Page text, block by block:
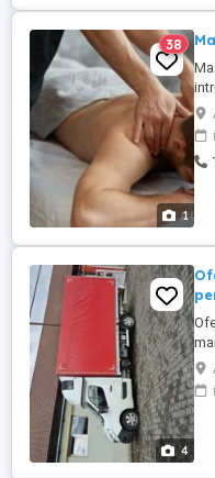
1
38
4
stop